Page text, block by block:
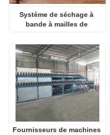
Système de séchage à
bande à mailles de
Fournisseurs de machines